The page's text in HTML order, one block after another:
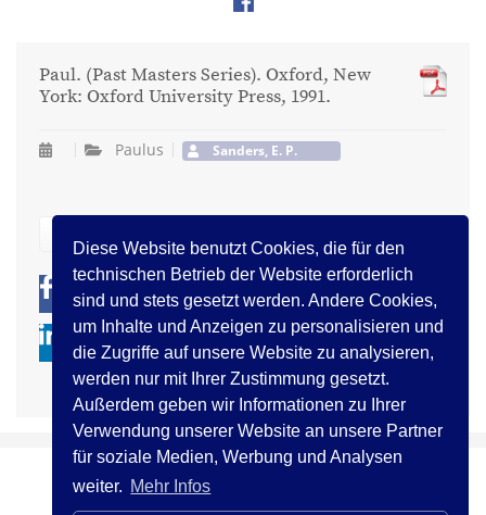
Diese Website benutzt Cookies, die für den
technischen Betrieb der Website erforderlich
sind und stets gesetzt werden. Andere Cookies,
um Inhalte und Anzeigen zu personalisieren und
die Zugriffe auf unsere Website zu analysieren,
werden nur mit Ihrer Zustimmung gesetzt.
Außerdem geben wir Informationen zu Ihrer
Verwendung unserer Website an unsere Partner
für soziale Medien, Werbung und Analysen
weiter. Mehr Infos
Paul. (Past Masters Series). Oxford, New
York: Oxford University Press, 1991.
Paulus Sanders, E. P.
0 0